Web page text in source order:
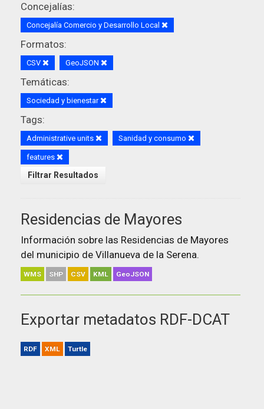
Concejalías:
Concejalía Comercio y Desarrollo Local
Formatos:
CSV GeoJSON
Temáticas:
Sociedad y bienestar
Tags:
Administrative units Sanidad y consumo
features
Filtrar Resultados
Residencias de Mayores
Información sobre las Residencias de Mayores
del municipio de Villanueva de la Serena.
WMS SHP CSV KML GeoJSON
Exportar metadatos RDF-DCAT
RDF XML Turtle